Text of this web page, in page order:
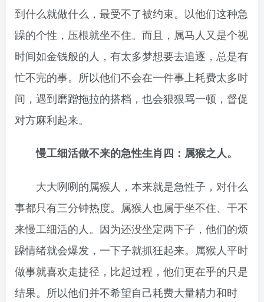
到什么就做什么，最受不了被约束。以他们这种急
躁的个性，压根就坐不住。而且，属马人又是个视
时间如金钱般的人，有太多梦想要去追逐，总是有
忙不完的事。所以他们不会在一件事上耗费太多时
间，遇到磨蹭拖拉的搭档，也会狠狠骂一顿，督促
对方麻利起来。
慢工细活做不来的急性生肖四：属猴之人。
大大咧咧的属猴人，本来就是急性子，对什么
事都只有三分钟热度。属猴人也属于坐不住、干不
来慢工细活的人。因为还没坐定两下子，他们的烦
躁情绪就会爆发，一下子就抓狂起来。属猴人平时
做事就喜欢走捷径，比起过程，他们更在乎的只是
结果。所以他们并不希望自己耗费大量精力和时